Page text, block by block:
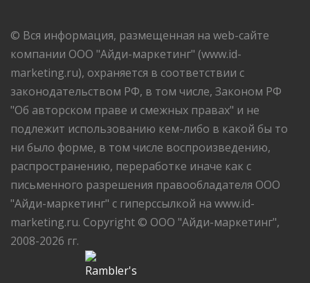
© Вся информация, размещенная на web-сайте
компании ООО "Айди-маркетинг" (www.id-
marketing.ru), охраняется в соответствии с
законодательством РФ, в том числе, Законом РФ
"Об авторском праве и смежных правах" и не
подлежит использованию кем-либо в какой бы то
ни было форме, в том числе воспроизведению,
распространению, переработке иначе как с
письменного разрешения правообладателя ООО
"Айди-маркетинг" с гиперссылкой на www.id-
marketing.ru. Copyright © ООО "Айди-маркетинг",
2008-2026 гг.